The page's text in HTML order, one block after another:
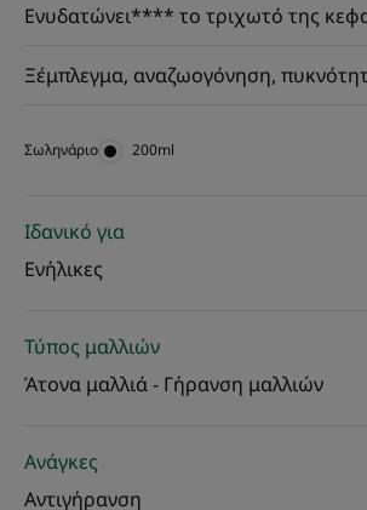
Ενυδατώνει**** το τριχωτό της
Ξέμπλεγμα, αναζωογόνηση,
Σωληνάριο Σωληνάριο
200ml
Ιδανικό για
Ενήλικες
Τύπος μαλλιών
Άτονα μαλλιά - Γήρανση μαλλιών
Ανάγκες
Αντιγήρανση